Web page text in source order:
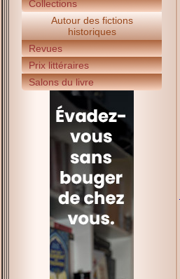
Collections
Autour des fictions
historiques
Revues
Prix littéraires
Salons du livre